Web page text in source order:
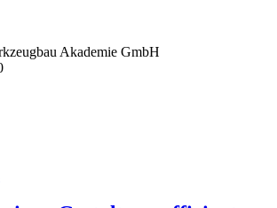
Akademie GmbH